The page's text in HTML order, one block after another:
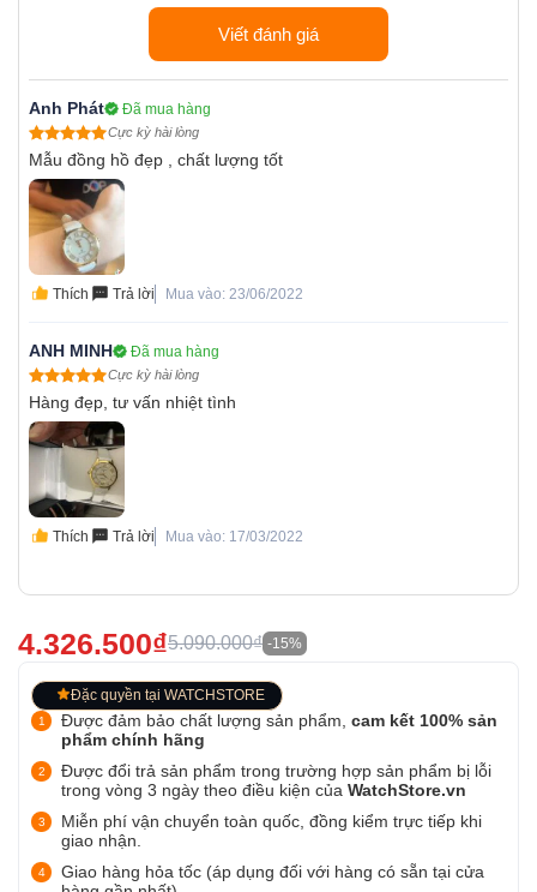
Viết đánh giá
Anh Phát Đã mua hàng
Cực kỳ hài lòng
Mẫu đồng hồ đẹp , chất lượng tốt
Thích Trả lời Mua vào: 23/06/2022
ANH MINH Đã mua hàng
Cực kỳ hài lòng
Hàng đẹp, tư vấn nhiệt tình
Thích Trả lời Mua vào: 17/03/2022
4.326.500₫5.090.000₫ -15%
Đặc quyền tại WATCHSTORE
Được đảm bảo chất lượng sản phẩm, cam kết 100% sản
phẩm chính hãng
Được đổi trả sản phẩm trong trường hợp sản phẩm bị lỗi
trong vòng 3 ngày theo điều kiện của WatchStore.vn
Miễn phí vận chuyển toàn quốc, đồng kiểm trực tiếp khi
giao nhận.
Giao hàng hỏa tốc (áp dụng đối với hàng có sẵn tại cửa